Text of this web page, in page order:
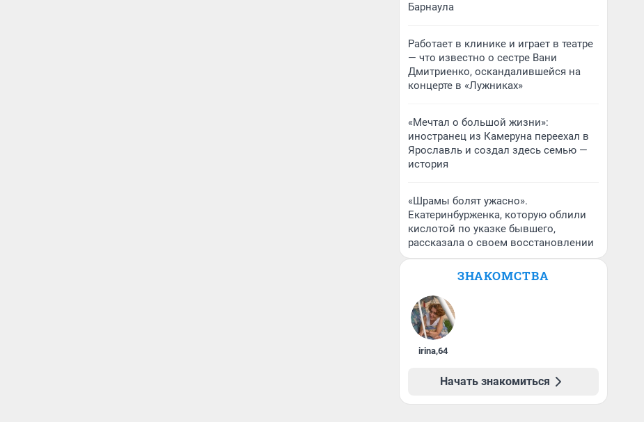
Барнаула
Работает в клинике и играет в театре
— что известно о сестре Вани
Дмитриенко, оскандалившейся на
концерте в «Лужниках»
«Мечтал о большой жизни»:
иностранец из Камеруна переехал в
Ярославль и создал здесь семью —
история
«Шрамы болят ужасно».
Екатеринбурженка, которую облили
кислотой по указке бывшего,
рассказала о своем восстановлении
ЗНАКОМСТВА
irina,64
Начать знакомиться